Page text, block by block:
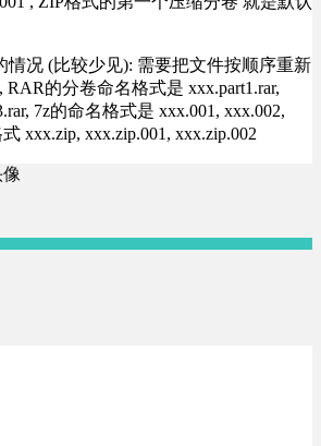
情况 (比较少见): 需要把文件按顺序重新
的分卷命名格式是 xxx.part1.rar,
7z的命名格式是 xxx.001, xxx.002,
xxx.zip, xxx.zip.001, xxx.zip.002